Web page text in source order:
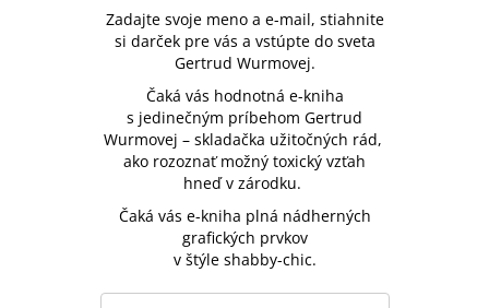
Zadajte svoje meno a e-mail, stiahnite
si darček pre vás a vstúpte do sveta
Gertrud Wurmovej.
Čaká vás hodnotná e-kniha
s jedinečným príbehom Gertrud
Wurmovej – skladačka užitočných rád,
ako rozoznať možný toxický vzťah
hneď v zárodku.
Čaká vás e-kniha plná nádherných
grafických prvkov
v štýle shabby-chic.